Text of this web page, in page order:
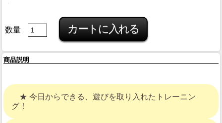
数量
商品説明
★ 今日からできる、遊びを取り入れたトレーニン
グ！